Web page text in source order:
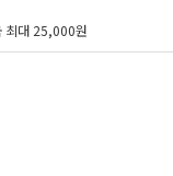
최대 25,000원